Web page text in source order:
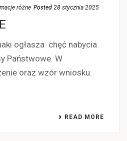
różne Posted 28 stycznia 2025
ogłasza chęć nabycia
Państwowe. W
oraz wzór wniosku.
READ MORE